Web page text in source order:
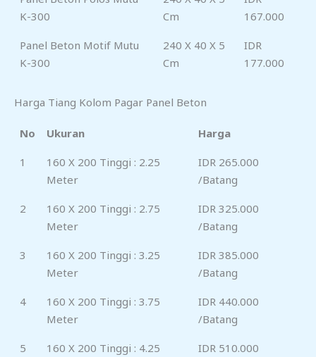
K-300
Cm
167.000
Panel Beton Motif Mutu
K-300
240 X 40 X 5
Cm
IDR
177.000
Harga Tiang Kolom Pagar Panel Beton
No Ukuran Harga
1
160 X 200 Tinggi : 2.25
Meter
IDR 265.000
/Batang
2
160 X 200 Tinggi : 2.75
Meter
IDR 325.000
/Batang
3
160 X 200 Tinggi : 3.25
Meter
IDR 385.000
/Batang
4
160 X 200 Tinggi : 3.75
Meter
IDR 440.000
/Batang
5
160 X 200 Tinggi : 4.25
IDR 510.000